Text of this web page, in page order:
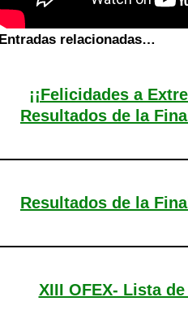
Entradas relacionadas…
¡¡Felicidades a
Resultados de la
Resultados de la
XIII OFEX- Lista